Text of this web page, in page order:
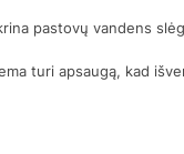
pastovų vandens
turi apsaugą, kad